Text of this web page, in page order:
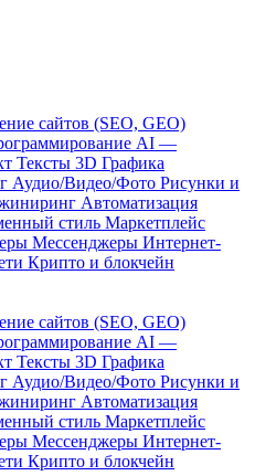
сайтов (SEO, GEO)
AI —
Тексты 3D Графика
Аудио/Видео/Фото Рисунки и
Автоматизация
стиль Маркетплейс
Мессенджеры Интернет-
Крипто и блокчейн
сайтов (SEO, GEO)
AI —
Тексты 3D Графика
Аудио/Видео/Фото Рисунки и
Автоматизация
стиль Маркетплейс
Мессенджеры Интернет-
Крипто и блокчейн